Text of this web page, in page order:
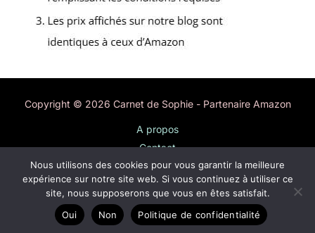
Copyright © 2026 Carnet de Sophie - Partenaire Amazon
A propos
Contact
Plan du site
Mentions légales
Politique de confidentialité
Nous utilisons des cookies pour vous garantir la meilleure
expérience sur notre site web. Si vous continuez à utiliser ce
site, nous supposerons que vous en êtes satisfait.
Oui
Non Politique de confidentialité